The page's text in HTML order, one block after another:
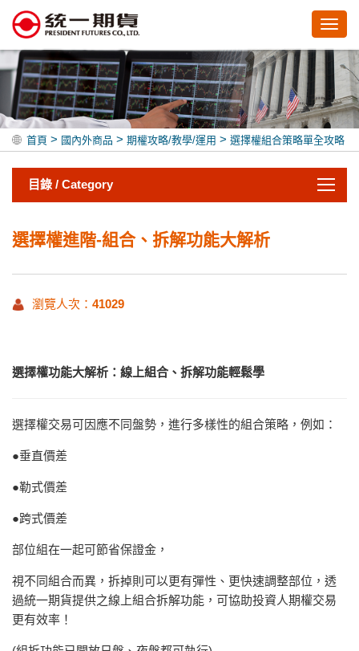
首頁 > 國內外商品 > 期權攻略/教學/運用 > 選擇權組合策略單全攻略
目錄 / Category
選擇權進階-組合、拆解功能大解析
瀏覽人次： 41029
選擇權功能大解析：線上組合、拆解功能輕鬆學
選擇權交易可因應不同盤勢，進行多樣性的組合策略，例如：
●垂直價差
●勒式價差
●跨式價差
部位組在一起可節省保證金，
視不同組合而異，拆掉則可以更有彈性、更快速調整部位，透
過統一期貨提供之線上組合拆解功能，可協助投資人期權交易
更有效率！